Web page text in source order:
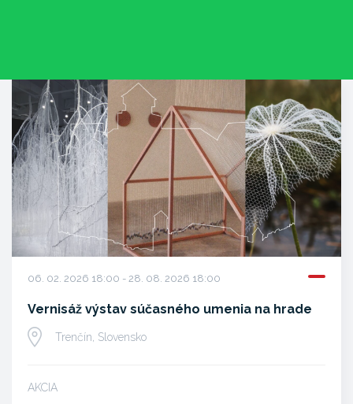
06. 02. 2026 18:00 - 28. 08. 2026 18:00
Vernisáž výstav súčasného umenia na hrade
Trenčín, Slovensko
AKCIA